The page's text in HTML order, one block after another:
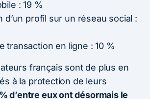
: 19 %
d’un profil sur un réseau social :
transaction en ligne : 10 %
français sont de plus en
à la protection de leurs
d’entre eux ont désormais le